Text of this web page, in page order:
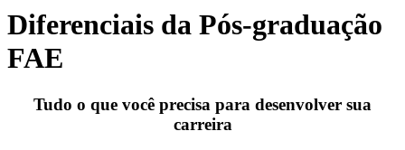
Diferenciais da Pós-graduação
FAE
Tudo o que você precisa para desenvolver sua
carreira